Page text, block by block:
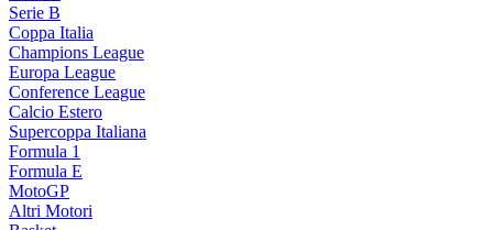
Serie B
Coppa Italia
Champions League
Europa League
Conference League
Calcio Estero
Supercoppa Italiana
Formula 1
Formula E
MotoGP
Altri Motori